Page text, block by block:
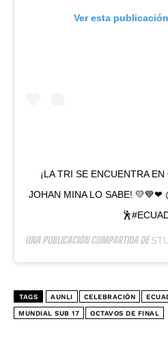
Ver esta
¡LA TRI SE ENCUENTRA
JOHAN MINA LO SABE!
UNA PUBLICACIÓN COMPARTIDA DE
TAGS AUNLI CELEBRACIÓN
MUNDIAL SUB 17 OCTAVOS DE FINAL